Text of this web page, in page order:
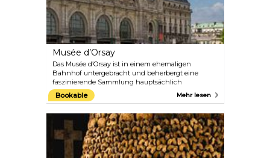
Musée d’Orsay
Das Musée d’Orsay ist in einem ehemaligen
Bahnhof untergebracht und beherbergt eine
faszinierende Sammlung hauptsächlich
französischer Gemälde, Skulpturen und
Fotografien, darunter die weltweit größte
postimpressionistischer Gemälde mit Werken von
Künstlern wie Van Gogh, Cézanne, Renoir und
Monet.
Bookable Mehr lesen